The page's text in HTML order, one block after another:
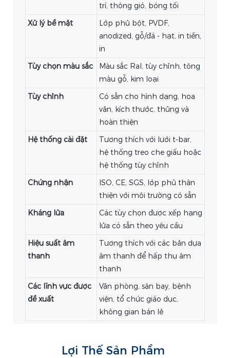
trí, thông gió, bóng tối
Xử lý bề mặt
Lớp phủ bột, PVDF,
anodized, gỗ/đá - hạt, in tiền,
in
Tùy chọn màu sắc
Màu sắc Ral, tùy chỉnh, tông
màu gỗ, kim loại
Tùy chỉnh
Có sẵn cho hình dạng, hoa
văn, kích thước, thủng và
hoàn thiện
Hệ thống cài đặt
Tương thích với lưới t-bar,
hệ thống treo che giấu hoặc
hệ thống tùy chỉnh
Chứng nhận
ISO, CE, SGS, lớp phủ thân
thiện với môi trường có sẵn
Kháng lửa
Các tùy chọn được xếp hạng
lửa có sẵn theo yêu cầu
Hiệu suất âm
thanh
Tương thích với các bản dựa
âm thanh để hấp thụ âm
thanh
Các lĩnh vực được
đề xuất
Văn phòng, sân bay, bệnh
viện, tổ chức giáo dục,
không gian bán lẻ
Lợi Thế Sản Phẩm